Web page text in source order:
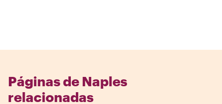
Páginas de Naples
relacionadas